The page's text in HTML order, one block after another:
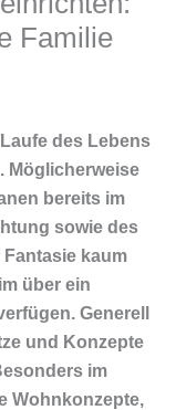
Familie
des Lebens
Möglicherweise
bereits im
sowie des
kaum
über ein
Generell
und Konzepte
im
Wohnkonzepte,